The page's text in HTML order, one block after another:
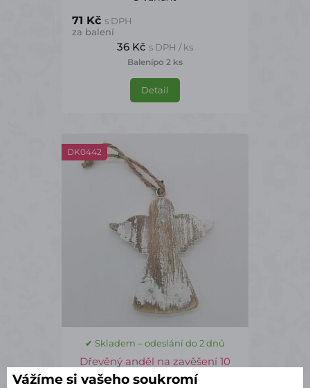
71 Kč s DPH
za balení
36 Kč s DPH / ks
Balenípo 2 ks
Detail
DK0442
✔ Skladem – odeslání do 2 dnů
Dřevěný anděl na zavěšení 10
cm
Vážíme si vašeho soukromí